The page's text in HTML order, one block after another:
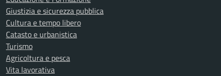
Giustizia e sicurezza pubblica
Cultura e tempo libero
Catasto e urbanistica
Turismo
Agricoltura e pesca
Vita lavorativa